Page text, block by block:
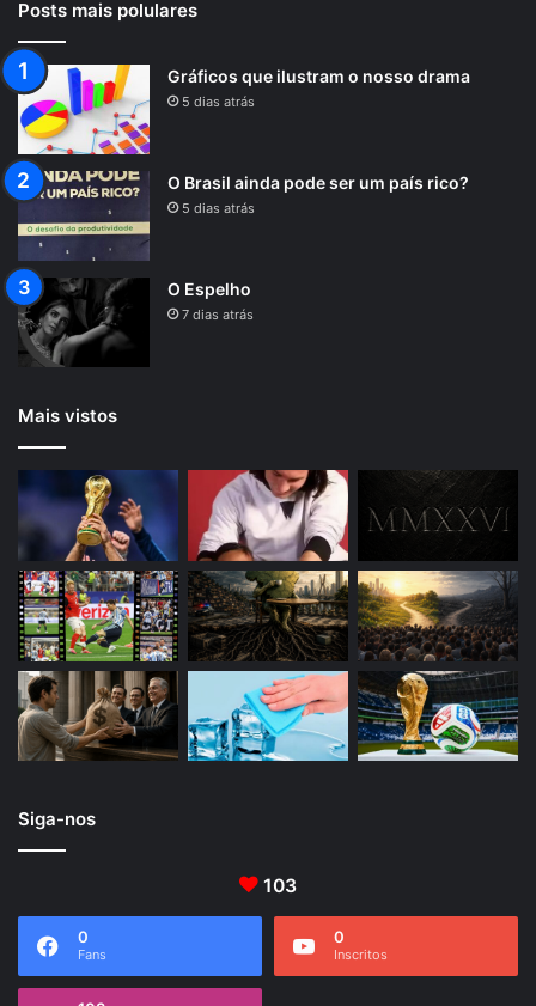
Posts mais polulares
Gráficos que ilustram o nosso drama
5 dias atrás
O Brasil ainda pode ser um país rico?
5 dias atrás
O Espelho
7 dias atrás
Mais vistos
Siga-nos
103
0
Fans
0
Inscritos